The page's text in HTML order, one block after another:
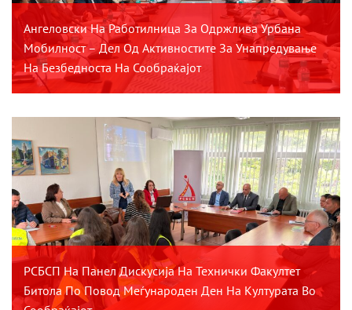
Ангеловски На Работилница За Одржлива Урбана
Мобилност – Дел Од Активностите За Унапредување
На Безбедноста На Сообраќајот
РСБСП На Панел Дискусија На Технички Факултет
Битола По Повод Меѓународен Ден На Културата Во